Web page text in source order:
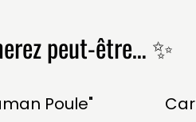
peut-être… ✨
Poule"